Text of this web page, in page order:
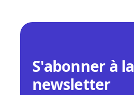
S'abonner à la
newsletter